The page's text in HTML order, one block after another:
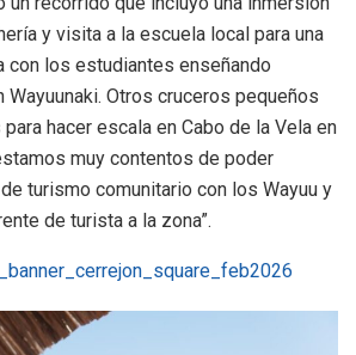
y visita a la escuela local para una
con los estudiantes enseñando
Wayuunaki. Otros cruceros pequeños
hacer escala en Cabo de la Vela en
muy contentos de poder
turismo comunitario con los Wayuu y
de turista a la zona”.